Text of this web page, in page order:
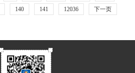
140 141 12036 下一页